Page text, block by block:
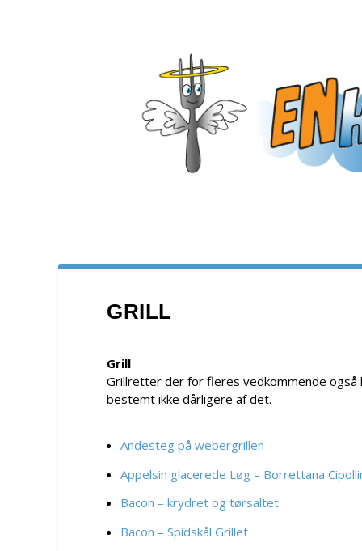
GRILL
Grill
Grillretter der for fleres vedkommende også
bestemt ikke dårligere af det.
Andesteg på webergrillen
Appelsin glacerede Løg – Borrettana
Bacon – krydret og tørsaltet
Bacon – Spidskål Grillet